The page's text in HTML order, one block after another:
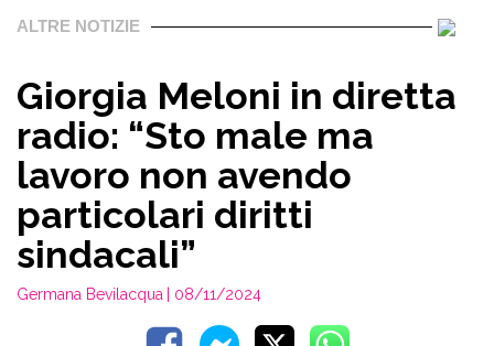
ALTRE NOTIZIE
Giorgia Meloni in diretta
radio: “Sto male ma
lavoro non avendo
particolari diritti
sindacali”
Germana Bevilacqua | 08/11/2024